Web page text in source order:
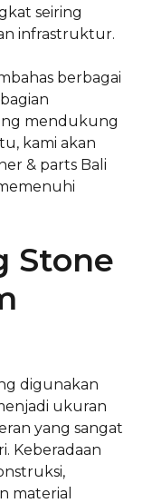
seiring
infrastruktur.
berbagai
mendukung
kami akan
& parts Bali
Stone
digunakan
ukuran
yang sangat
Keberadaan
material